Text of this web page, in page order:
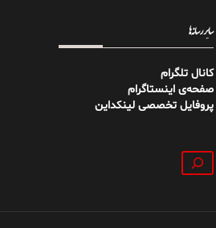
سایر رسانه‌ها
کانال تلگرام
صفحه‌ی اینستاگرام
پروفایل تخصصی لینکداین
جستجو